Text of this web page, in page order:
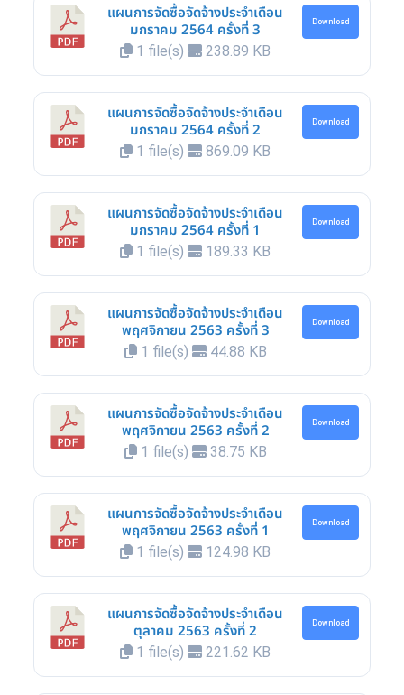
แผนการจัดซื้อจัดจ้างประจำเดือน
มกราคม 2564 ครั้งที่ 3
1 file(s) 238.89 KB
Download
แผนการจัดซื้อจัดจ้างประจำเดือน
มกราคม 2564 ครั้งที่ 2
1 file(s) 869.09 KB
Download
แผนการจัดซื้อจัดจ้างประจำเดือน
มกราคม 2564 ครั้งที่ 1
1 file(s) 189.33 KB
Download
แผนการจัดซื้อจัดจ้างประจำเดือน
พฤศจิกายน 2563 ครั้งที่ 3
1 file(s) 44.88 KB
Download
แผนการจัดซื้อจัดจ้างประจำเดือน
พฤศจิกายน 2563 ครั้งที่ 2
1 file(s) 38.75 KB
Download
แผนการจัดซื้อจัดจ้างประจำเดือน
พฤศจิกายน 2563 ครั้งที่ 1
1 file(s) 124.98 KB
Download
แผนการจัดซื้อจัดจ้างประจำเดือน
ตุลาคม 2563 ครั้งที่ 2
1 file(s) 221.62 KB
Download